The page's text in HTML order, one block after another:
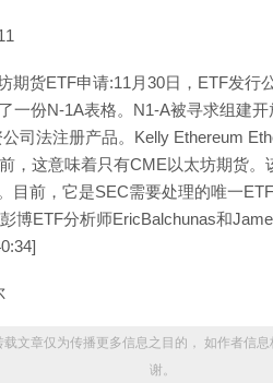
期货ETF申请:11月30日，ETF发行
一份N-1A表格。N1-A被寻求组建
司法注册产品。Kelly Ethereum
，这意味着只有CME以太坊期货
目前，它是SEC需要处理的唯一
博ETF分析师EricBalchunas和
文章仅为传播更多信息之目的， 如作者信
谢。